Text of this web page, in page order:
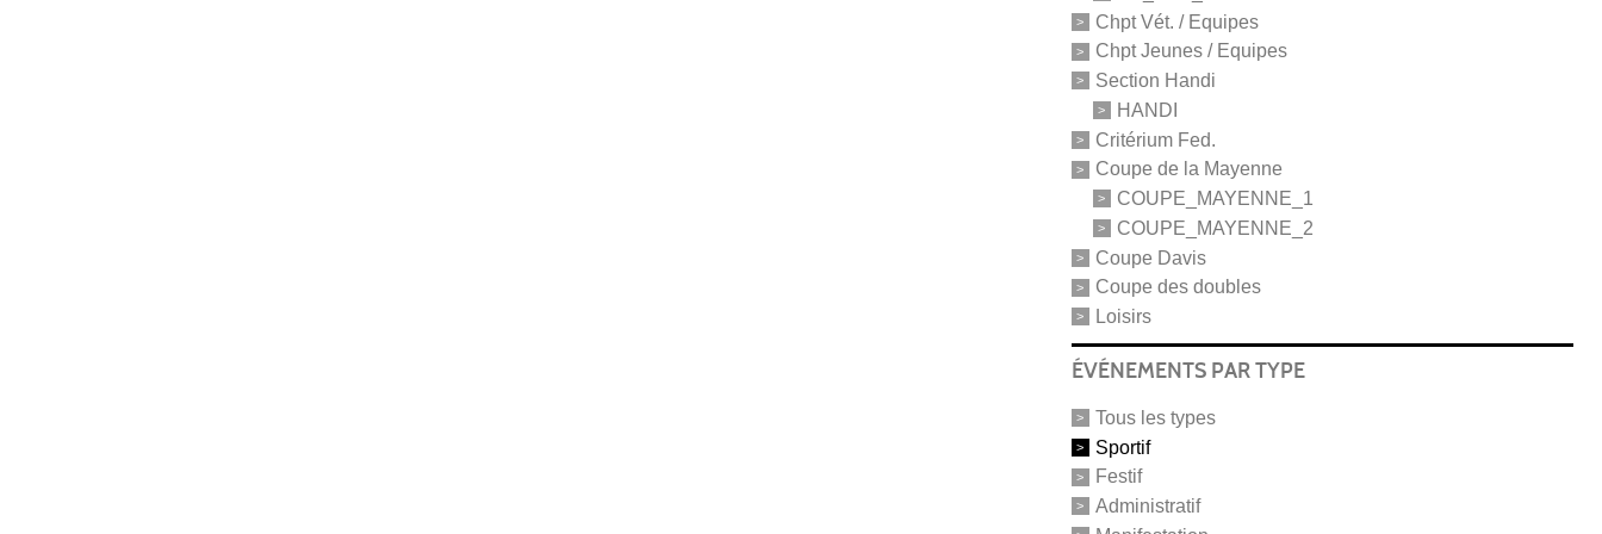
Chpt Vét. / Equipes
Chpt Jeunes / Equipes
Section Handi
HANDI
Critérium Fed.
Coupe de la Mayenne
COUPE_MAYENNE_1
COUPE_MAYENNE_2
Coupe Davis
Coupe des doubles
Loisirs
ÉVÉNEMENTS PAR TYPE
Tous les types
Sportif
Festif
Administratif